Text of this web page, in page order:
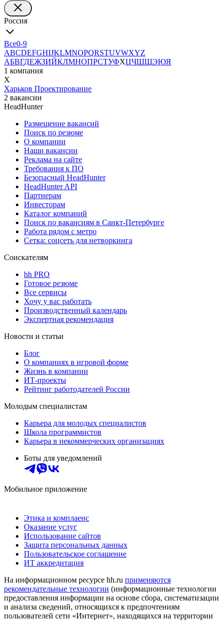
Россия
Все0-9
ABCDEFGHIJKLMNOPQRSTUVWXYZ
АБВГДЕЖЗИЙКЛМНОПРСТУФХЦЧШЩЭЮЯ
1 компания
Х
Харьков Проектирование
2 вакансии
HeadHunter
Размещение вакансий
Поиск по резюме
О компании
Наши вакансии
Реклама на сайте
Требования к ПО
Безопасный HeadHunter
HeadHunter API
Партнерам
Инвесторам
Каталог компаний
Поиск по вакансиям в Санкт-Петербурге
Работа рядом с метро
Сетка: соцсеть для нетворкинга
Соискателям
hh PRO
Готовое резюме
Все сервисы
Хочу у вас работать
Производственный календарь
Экспертная рекомендация
Новости и статьи
Блог
О компаниях в игровой форме
Жизнь в компании
ИТ-проекты
Рейтинг работодателей России
Молодым специалистам
Карьера для молодых специалистов
Школа программистов
Карьера в некоммерческих организациях
Боты для уведомлений
Мобильное приложение
Этика и комплаенс
Оказание услуг
Использование сайтов
Защита персональных данных
Пользовательское соглашение
ИТ аккредитация
На информационном ресурсе hh.ru применяются
рекомендательные технологии (информационные технологии
предоставления информации на основе сбора, систематизации
и анализа сведений, относящихся к предпочтениям
пользователей сети «Интернет», находящихся на территории